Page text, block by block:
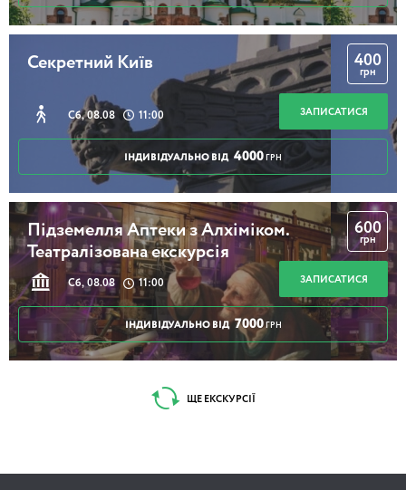
Секретний Київ
Сб, 08.08 11:00
400
грн
ЗАПИСАТИСЯ
ІНДИВІДУАЛЬНО ВІД 4000 ГРН
Підземелля Аптеки з Алхіміком.
Театралізована екскурсія
Сб, 08.08 11:00
600
грн
ЗАПИСАТИСЯ
ІНДИВІДУАЛЬНО ВІД 7000 ГРН
ЩЕ ЕКСКУРСІЇ